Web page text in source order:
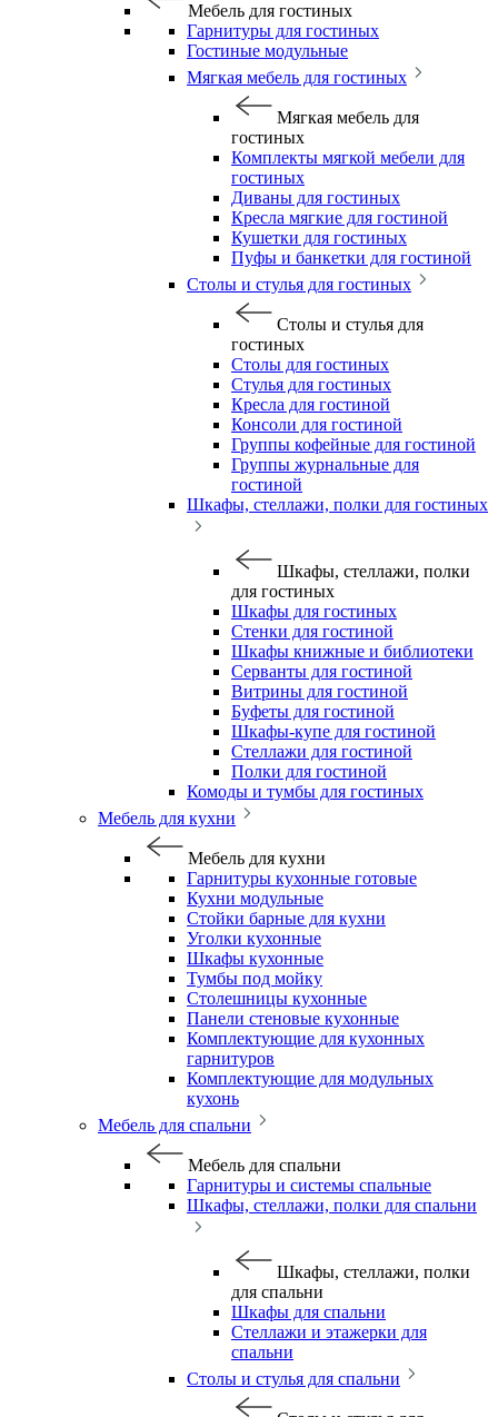
Мебель для гостиных
Гарнитуры для гостиных
Гостиные модульные
Мягкая мебель для гостиных
Мягкая мебель для
гостиных
Комплекты мягкой мебели для
гостиных
Диваны для гостиных
Кресла мягкие для гостиной
Кушетки для гостиных
Пуфы и банкетки для гостиной
Столы и стулья для гостиных
Столы и стулья для
гостиных
Столы для гостиных
Стулья для гостиных
Кресла для гостиной
Консоли для гостиной
Группы кофейные для гостиной
Группы журнальные для
гостиной
Шкафы, стеллажи, полки для гостиных
Шкафы, стеллажи, полки
для гостиных
Шкафы для гостиных
Стенки для гостиной
Шкафы книжные и библиотеки
Серванты для гостиной
Витрины для гостиной
Буфеты для гостиной
Шкафы-купе для гостиной
Стеллажи для гостиной
Полки для гостиной
Комоды и тумбы для гостиных
Мебель для кухни
Мебель для кухни
Гарнитуры кухонные готовые
Кухни модульные
Стойки барные для кухни
Уголки кухонные
Шкафы кухонные
Тумбы под мойку
Столешницы кухонные
Панели стеновые кухонные
Комплектующие для кухонных
гарнитуров
Комплектующие для модульных
кухонь
Мебель для спальни
Мебель для спальни
Гарнитуры и системы спальные
Шкафы, стеллажи, полки для спальни
Шкафы, стеллажи, полки
для спальни
Шкафы для спальни
Стеллажи и этажерки для
спальни
Столы и стулья для спальни